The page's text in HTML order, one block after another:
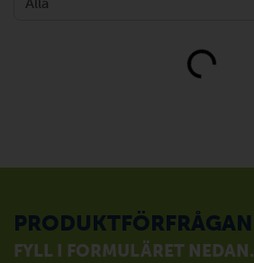
Loading...
PRODUKTFÖRFRÅGAN
FYLL I FORMULÄRET NEDAN.